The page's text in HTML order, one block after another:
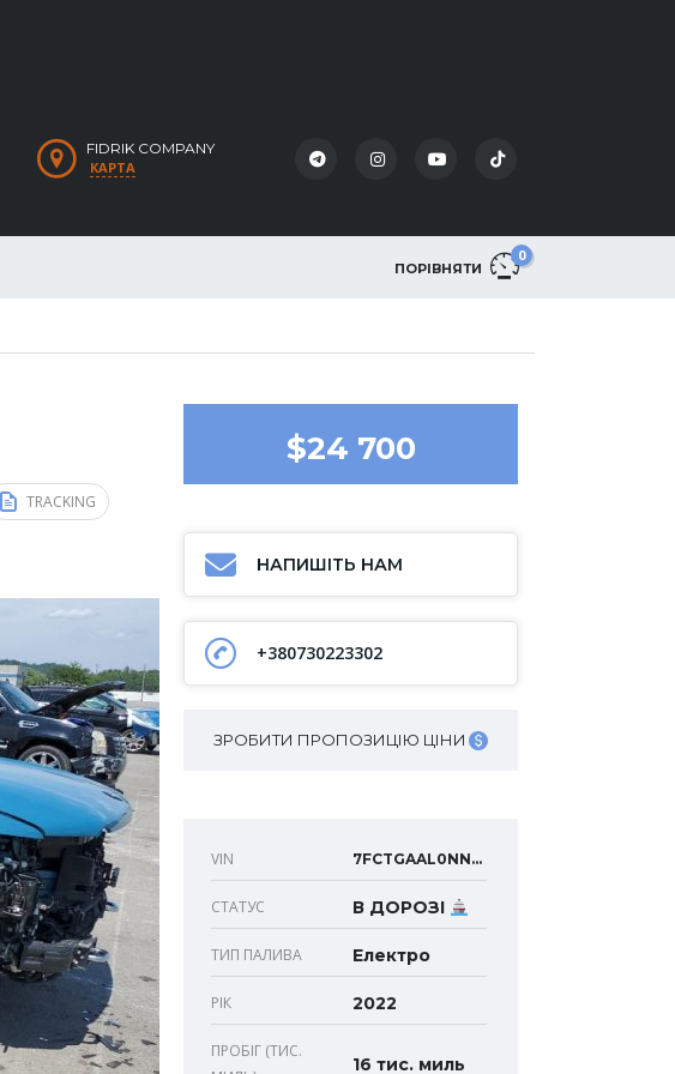
FIDRIK COMPANY
КАРТА
ПОРІВНЯТИ
0
TRACKING
$24 700
НАПИШІТЬ НАМ
+380730223302
ЗРОБИТИ ПРОПОЗИЦІЮ ЦІНИ
VIN 7FCTGAAL0NN000138
СТАТУС В ДОРОЗІ
ТИП ПАЛИВА Електро
РІК 2022
ПРОБІГ (ТИС.
16 тис. миль